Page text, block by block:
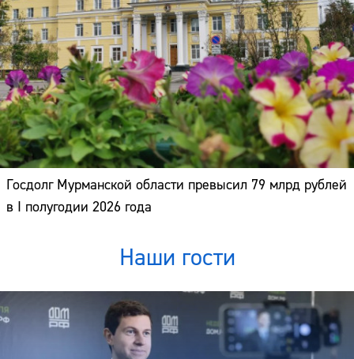
Госдолг Мурманской области превысил 79 млрд рублей
в I полугодии 2026 года
Наши гости